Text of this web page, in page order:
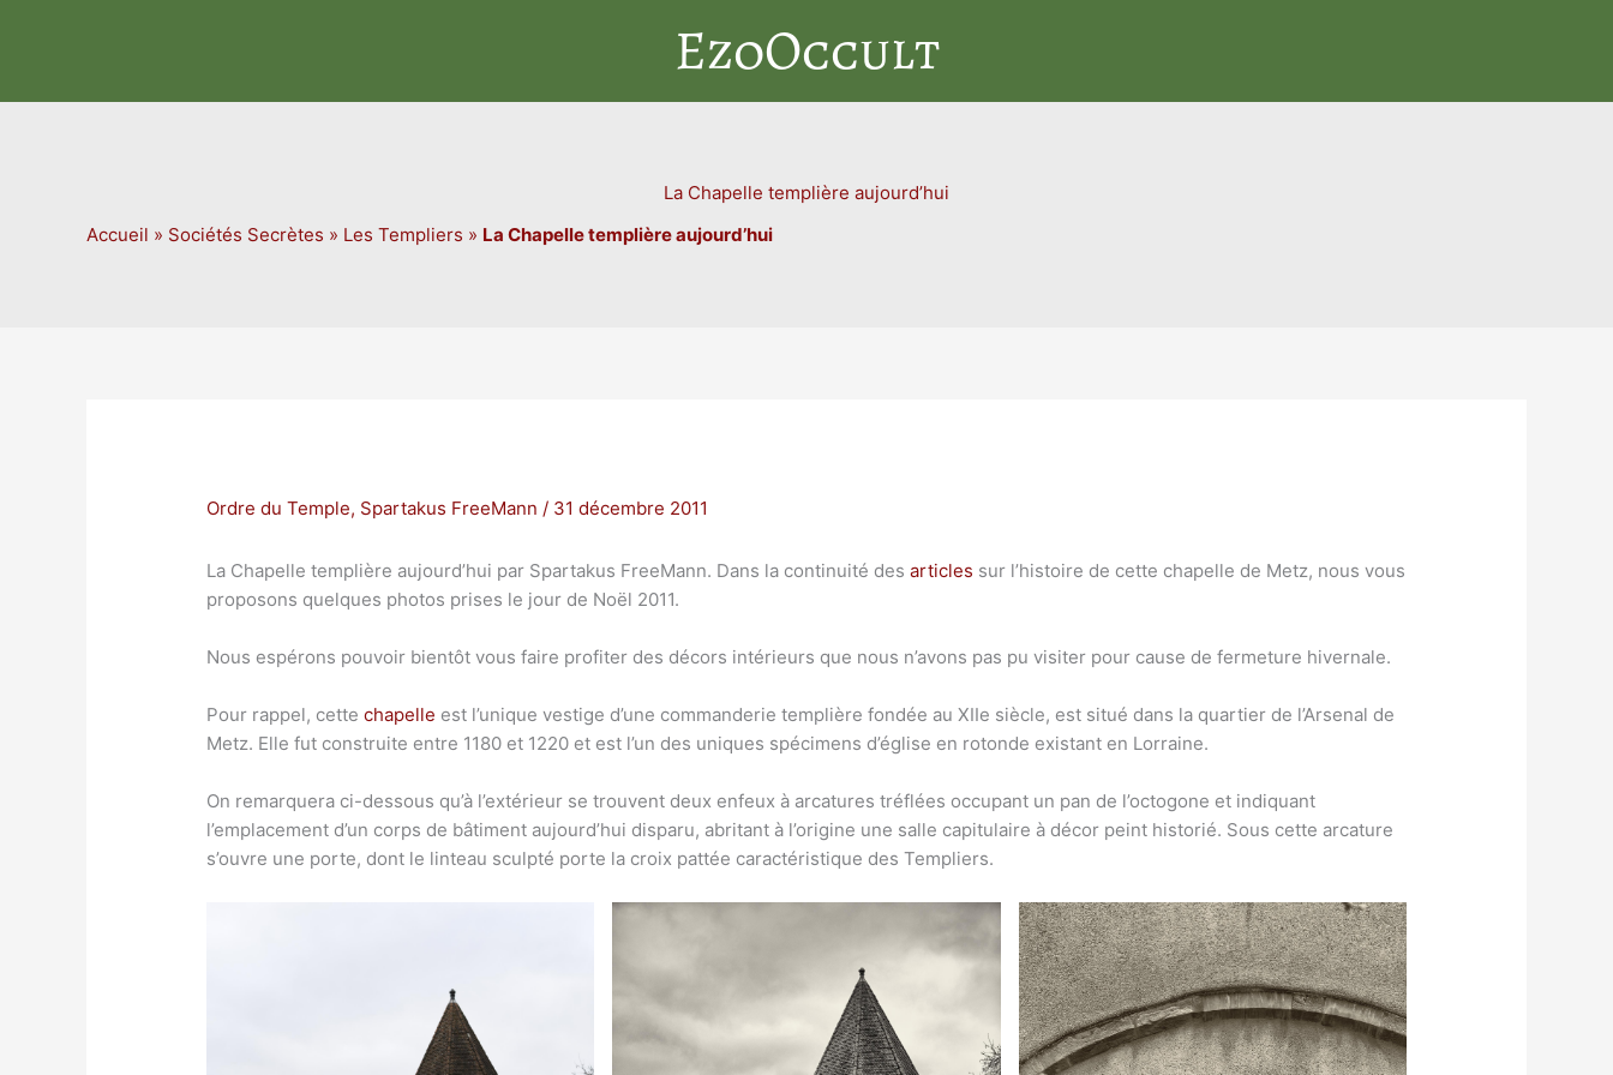
EzoOccult
La Chapelle templière aujourd’hui
Accueil » Sociétés Secrètes » Les Templiers » La Chapelle templière aujourd’hui
Ordre du Temple, Spartakus FreeMann / 31 décembre 2011
La Chapelle templière aujourd’hui par Spartakus FreeMann. Dans la continuité desarticles sur l’histoire de cette chapelle de Metz, nous vous
proposons quelques photos prises le jour de Noël 2011.
Nous espérons pouvoir bientôt vous faire profiter des décors intérieurs que nous n’avons pas pu visiter pour cause de fermeture hivernale.
Pour rappel, cettechapelle est l’unique vestige d’une commanderie templière fondée au XIIe siècle, est situé dans la quartier de l’Arsenal de
Metz. Elle fut construite entre 1180 et 1220 et est l’un des uniques spécimens d’église en rotonde existant en Lorraine.
On remarquera ci-dessous qu’à l’extérieur se trouvent deux enfeux à arcatures tréflées occupant un pan de l’octogone et indiquant
l’emplacement d’un corps de bâtiment aujourd’hui disparu, abritant à l’origine une salle capitulaire à décor peint historié. Sous cette arcature
s’ouvre une porte, dont le linteau sculpté porte la croix pattée caractéristique des Templiers.